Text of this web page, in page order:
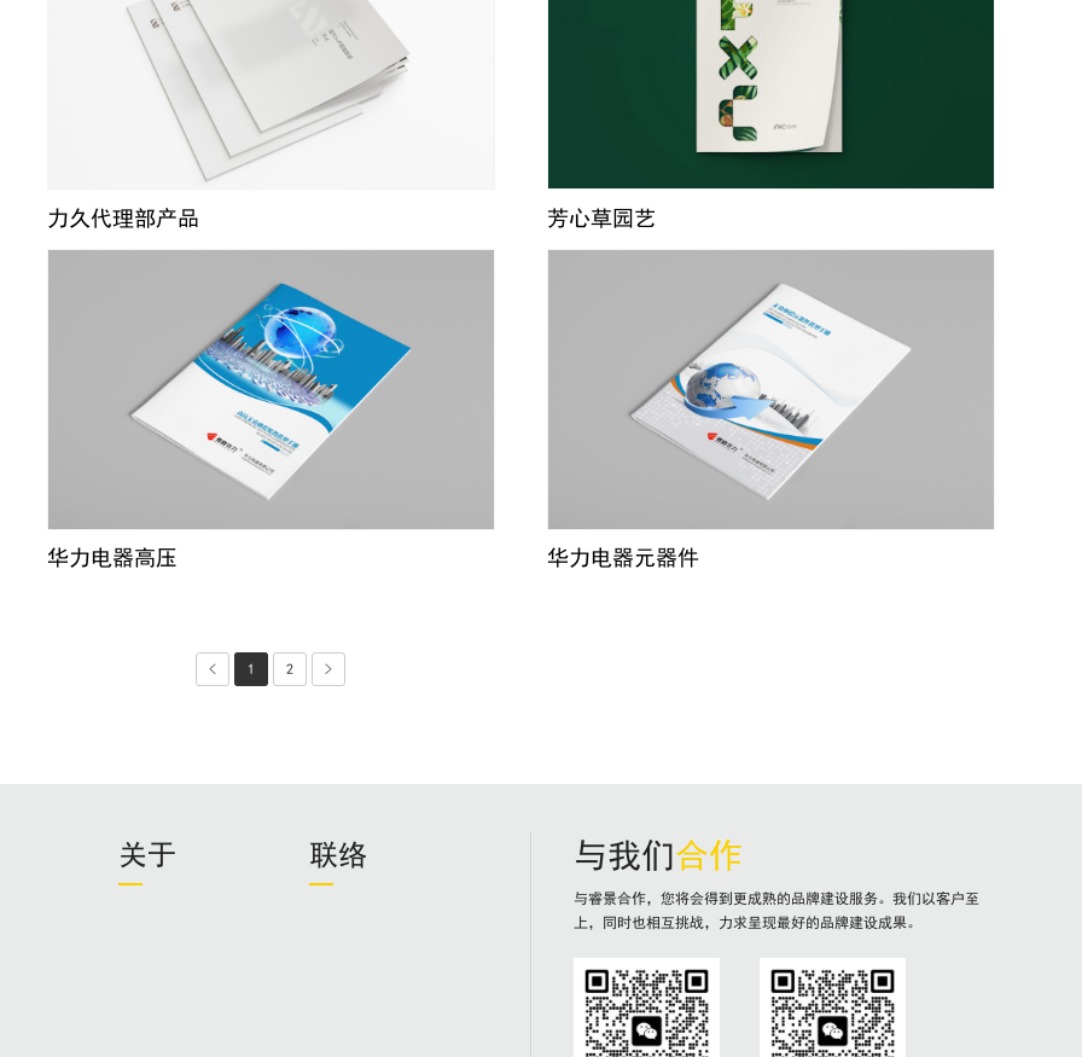
力久代理部产品 芳心草园艺
华力电器高压 华力电器元器件
< 1 2 >
关于 联络 与我们合作
与睿景合作，您将会得到更成熟的品牌建设服务。我们以客户至
上，同时也相互挑战，力求呈现最好的品牌建设成果。